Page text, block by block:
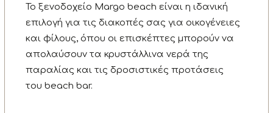
Το ξενοδοχείο Margo beach είναι η ιδανική
επιλογή για τις διακοπές σας για οικογένειες
και φίλους, όπου οι επισκέπτες μπορούν να
απολαύσουν τα κρυστάλλινα νερά της
παραλίας και τις δροσιστικές προτάσεις
του beach bar.